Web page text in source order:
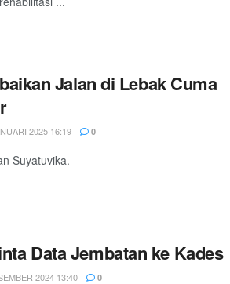
Jalan di Lebak Cuma
2025 16:19 0
Suyatuvika.
Data Jembatan ke Kades
2024 13:40 0